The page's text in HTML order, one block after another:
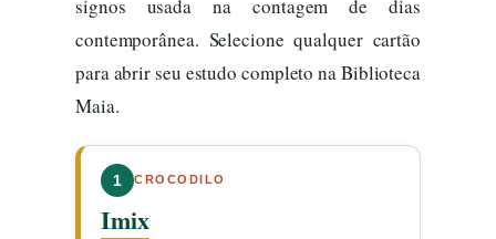
signos usada na contagem de dias
contemporânea. Selecione qualquer cartão
para abrir seu estudo completo na Biblioteca
Maia.
1 CROCODILO
Imix